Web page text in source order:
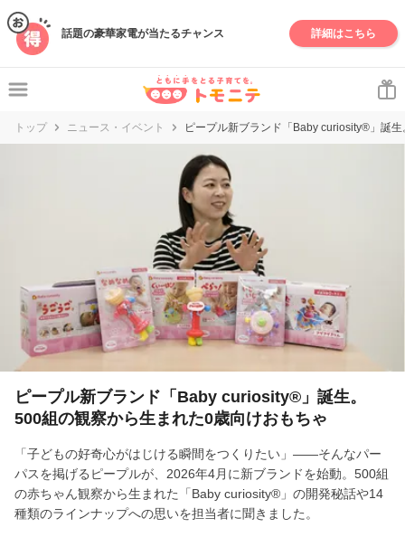
話題の豪華家電が当たるチャンス 詳細はこちら
トップ ニュース・イベント ピープル新ブランド「Baby curiosity®」誕
ピープル新ブランド「Baby curiosity®」誕生。
500組の観察から生まれた0歳向けおもちゃ
「子どもの好奇心がはじける瞬間をつくりたい」——そんなパー
パスを掲げるピープルが、2026年4月に新ブランドを始動。500組
の赤ちゃん観察から生まれた「Baby curiosity®」の開発秘話や14
種類のラインナップへの思いを担当者に聞きました。